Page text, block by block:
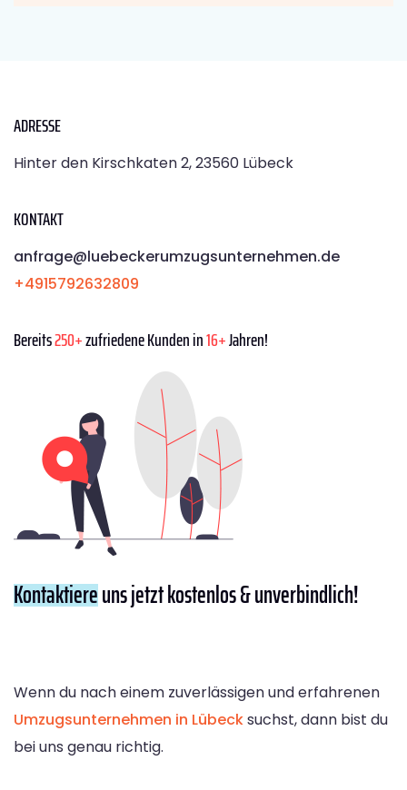
ADRESSE
Hinter den Kirschkaten 2, 23560 Lübeck
KONTAKT
anfrage@luebeckerumzugsunternehmen.de
+4915792632809
Bereits250+zufriedene Kunden in16+Jahren!
Kontaktiereuns jetzt kostenlos & unverbindlich!
Wenn du nach einem zuverlässigen und erfahrenen
Umzugsunternehmen in Lübecksuchst, dann bist du
bei uns genau richtig.